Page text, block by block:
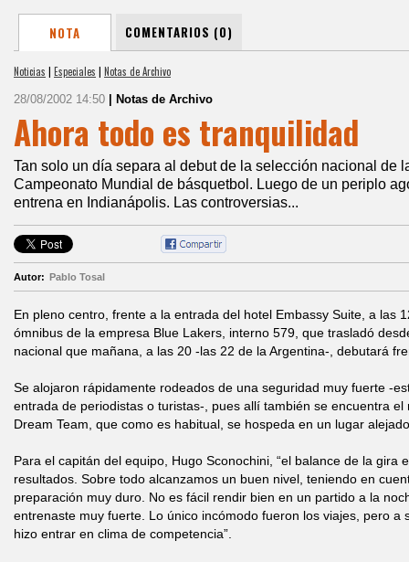
NOTA COMENTARIOS (0)
Noticias | Especiales | Notas de Archivo
28/08/2002 14:50 | Notas de Archivo
Ahora todo es tranquilidad
Tan solo un día separa al debut de la selección nacional de
Campeonato Mundial de básquetbol. Luego de un periplo
entrena en Indianápolis. Las controversias...
Autor: Pablo Tosal
En pleno centro, frente a la entrada del hotel Embassy Suite, a las
ómnibus de la empresa Blue Lakers, interno 579, que trasladó
nacional que mañana, a las 20 -las 22 de la Argentina-, debutará
Se alojaron rápidamente rodeados de una seguridad muy fuerte -
entrada de periodistas o turistas-, pues allí también se encuentra
Dream Team, que como es habitual, se hospeda en un lugar
Para el capitán del equipo, Hugo Sconochini, “el balance de la gira
resultados. Sobre todo alcanzamos un buen nivel, teniendo en
preparación muy duro. No es fácil rendir bien en un partido a la
entrenaste muy fuerte. Lo único incómodo fueron los viajes, pero a
hizo entrar en clima de competencia”.